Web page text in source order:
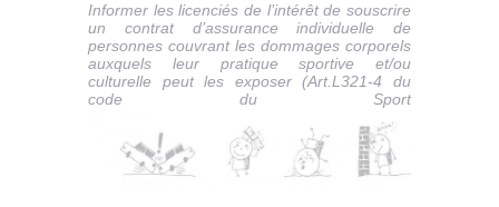
Informer les licenciés de l’intérêt de souscrire
un contrat d’assurance individuelle de
personnes couvrant les dommages corporels
auxquels leur pratique sportive et/ou
culturelle peut les exposer (Art.L321-4 du
code du Sport